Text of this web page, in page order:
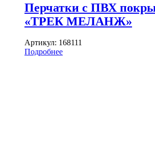
Перчатки с ПВХ
«ТРЕК МЕЛАНЖ»
Артикул: 168111
Подробнее